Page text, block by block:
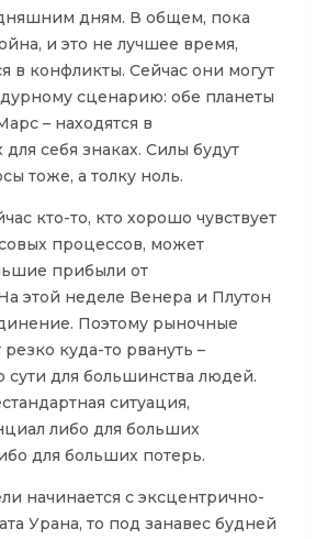
дням. В общем, пока
и это не лучшее время,
в конфликты. Сейчас они могут
сценарию: обе планеты
– находятся в
себя знаках. Силы будут
тоже, а толку ноль.
кто-то, кто хорошо чувствует
процессов, может
прибыли от
этой неделе Венера и Плутон
Поэтому рыночные
резко куда-то рвануть –
сути для большинства людей.
ситуация,
либо для больших
для больших потерь.
начинается с эксцентрично-
Урана, то под занавес будней